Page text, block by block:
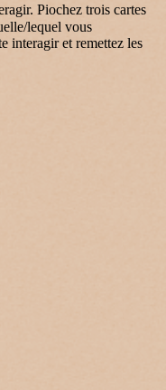
Piochez trois cartes
lequel vous
interagir et remettez les